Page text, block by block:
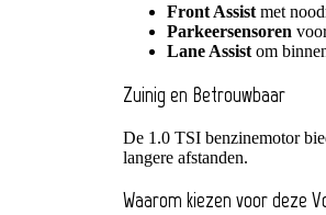
Front Assist met
Parkeersensoren
Lane Assist om
Zuinig en Betrouwbaar
De 1.0 TSI benzinemotor
langere afstanden.
Waarom kiezen voor deze